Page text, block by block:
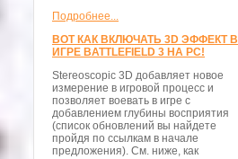
Подробнее...
ВОТ КАК ВКЛЮЧАТЬ 3D ЭФФЕКТ В
ИГРЕ BATTLEFIELD 3 НА PC!
Stereoscopic 3D добавляет новое
измерение в игровой процесс и
позволяет воевать в игре с
добавлением глубины восприятия
(список обновлений вы найдете
пройдя по ссылкам в начале
предложения). См. ниже, как